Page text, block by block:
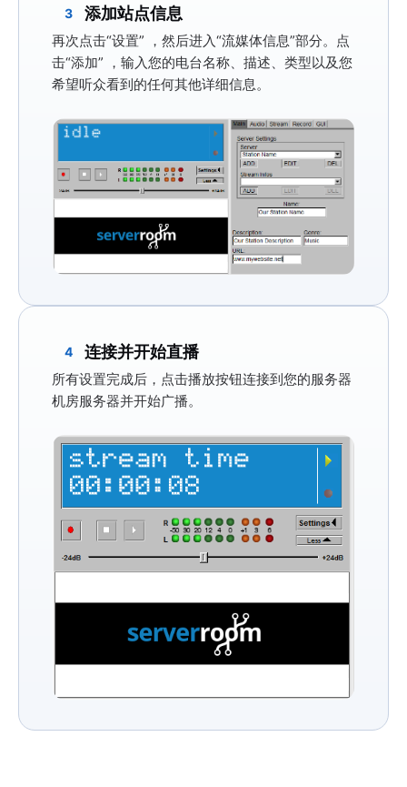
3 添加站点信息
再次点击“设置” ，然后进入“流媒体信息”部分。点
击“添加” ，输入您的电台名称、描述、类型以及您
希望听众看到的任何其他详细信息。
4 连接并开始直播
所有设置完成后，点击播放按钮连接到您的服务器
机房服务器并开始广播。